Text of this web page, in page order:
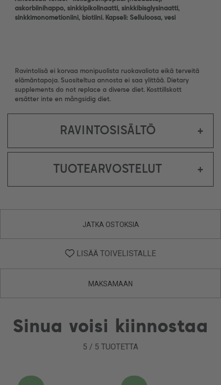
askorbiinihappo, sinkkipikolinaatti, sinkkibisglysinaatti,
sinkkimonometioniini, biotiini. Kapseli: Selluloosa, vesi
Ravintolisä ei korvaa monipuolista ruokavaliota eikä terveitä
elämäntapoja. Suositeltua annosta ei saa ylittää. Dietary
supplements do not replace a diverse diet. Kosttillskott
ersätter inte en mångsidig diet.
RAVINTOSISÄLTÖ +
TUOTEARVOSTELUT +
JATKA OSTOKSIA
LISÄÄ TOIVELISTALLE
MAKSAMAAN
Sinua voisi kiinnostaa
5 / 5 TUOTETTA